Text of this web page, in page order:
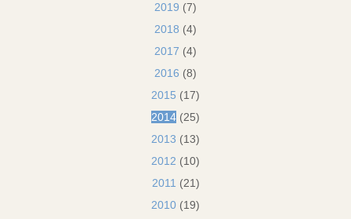
2019 (7)
2018 (4)
2017 (4)
2016 (8)
2015 (17)
2014 (25)
2013 (13)
2012 (10)
2011 (21)
2010 (19)